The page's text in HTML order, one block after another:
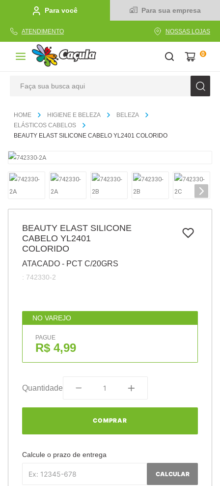
Para você Para sua empresa
ATENDIMENTO NOSSAS LOJAS
0
HIGIENE E BELEZA
BELEZA
ELÁSTICOS CABELOS
BEAUTY ELAST SILICONE CABELO YL2401 COLORIDO
BEAUTY ELAST SILICONE
CABELO YL2401
COLORIDO
ATACADO - PCT C/20GRS
: 742330-2
NO VAREJO
PAGUE
R$ 4,99
Quantidade
COMPRAR
Calcule o prazo de entrega
CALCULAR
1º caderno
3º caneta
4º tecido
5
6º pincel
papel
cola
barbante
º pasta